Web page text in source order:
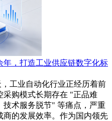
，打造工业供应链数字化标
工业自动化行业正经历着前
采购模式长期存在 "正品难
术服务脱节" 等痛点，严重
的发展效率。作为国内领先